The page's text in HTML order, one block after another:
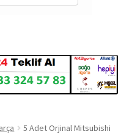
5 Adet Orjinal Mitsubishi